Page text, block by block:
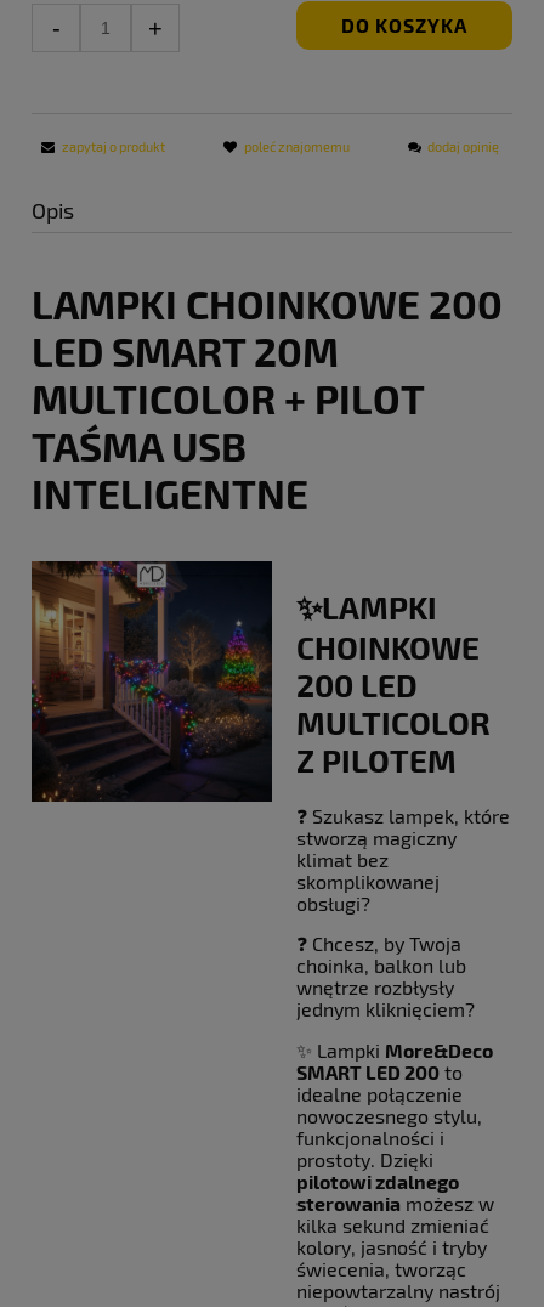
DO KOSZYKA
zapytaj o produkt poleć znajomemu dodaj opinię
Opis
LAMPKI CHOINKOWE 200
LED SMART 20M
MULTICOLOR + PILOT
TAŚMA USB
INTELIGENTNE
✨LAMPKI
CHOINKOWE
200 LED
MULTICOLOR
Z PILOTEM
❓ Szukasz lampek, które
stworzą magiczny
klimat bez
skomplikowanej
obsługi?
❓ Chcesz, by Twoja
choinka, balkon lub
wnętrze rozbłysły
jednym kliknięciem?
✨ Lampki More&Deco
SMART LED 200 to
idealne połączenie
nowoczesnego stylu,
funkcjonalności i
prostoty. Dzięki
pilotowi zdalnego
sterowania możesz w
kilka sekund zmieniać
kolory, jasność i tryby
świecenia, tworząc
niepowtarzalny nastrój